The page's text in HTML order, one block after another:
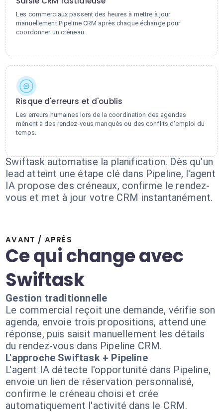
Les commerciaux passent des heures à mettre à jour
manuellement Pipeline CRM après chaque échange pour
coordonner un créneau.
Risque d'erreurs et d'oublis
Les erreurs humaines lors de la coordination des agendas
mènent à des rendez-vous manqués ou des conflits d'emploi du
temps.
Swiftask automatise la planification. Dès qu'un
lead atteint une étape clé dans Pipeline, l'agent
IA propose des créneaux, confirme le rendez-
vous et met à jour votre CRM instantanément.
AVANT / APRÈS
Ce qui change avec
Swiftask
Gestion traditionnelle
Le commercial reçoit une demande, vérifie son
agenda, envoie trois propositions, attend une
réponse, puis saisit manuellement les détails
du rendez-vous dans Pipeline CRM.
L'approche Swiftask + Pipeline
L'agent IA détecte l'opportunité dans Pipeline,
envoie un lien de réservation personnalisé,
confirme le créneau choisi et crée
automatiquement l'activité dans le CRM.